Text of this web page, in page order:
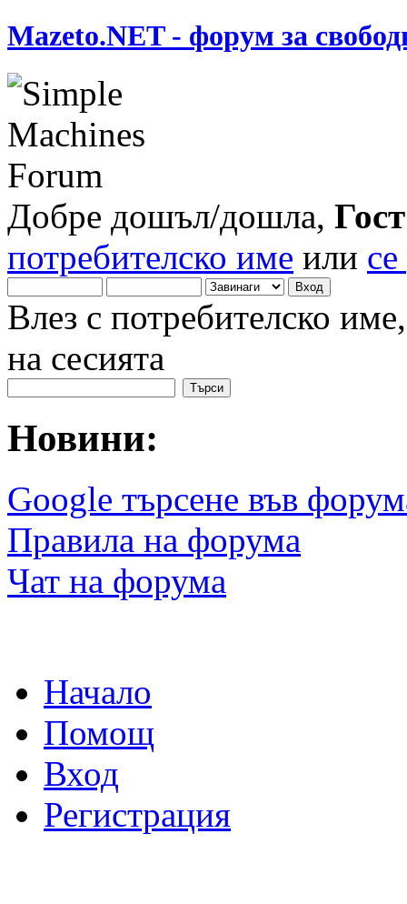
Mazeto.NET - форум за
Добре дошъл/дошла, Гост
потребителско име или
Влез с потребителско
на сесията
Новини:
Google търсене във
Правила на форума
Чат на форума
Начало
Помощ
Вход
Регистрация